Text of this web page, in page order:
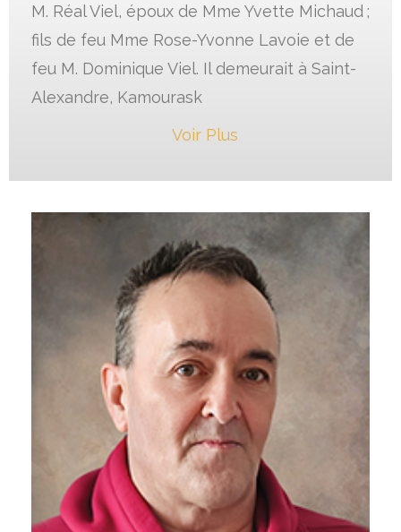
M. Réal Viel, époux de Mme Yvette Michaud ;
fils de feu Mme Rose-Yvonne Lavoie et de
feu M. Dominique Viel. Il demeurait à Saint-
Alexandre, Kamourask
Voir Plus